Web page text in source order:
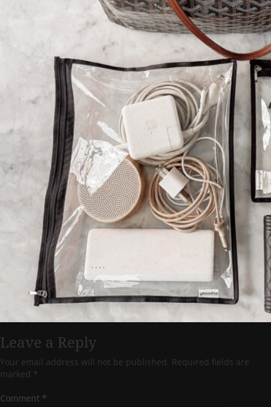
Leave a Reply
Your email address will not be published. Required fields are
marked *
Comment *